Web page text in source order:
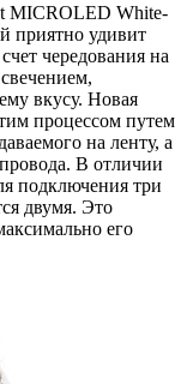
MICROLED White-
приятно удивит
чередования на
вкусу. Новая
процессом путем
на ленту, а
провода. В отличии
подключения три
двумя. Это
его